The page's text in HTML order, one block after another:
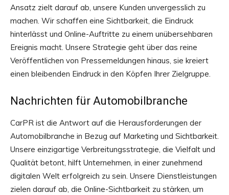
Ansatz zielt darauf ab, unsere Kunden unvergesslich zu
machen. Wir schaffen eine Sichtbarkeit, die Eindruck
hinterlässt und Online-Auftritte zu einem unübersehbaren
Ereignis macht. Unsere Strategie geht über das reine
Veröffentlichen von Pressemeldungen hinaus, sie kreiert
einen bleibenden Eindruck in den Köpfen Ihrer Zielgruppe.
Nachrichten für Automobilbranche
CarPR ist die Antwort auf die Herausforderungen der
Automobilbranche in Bezug auf Marketing und Sichtbarkeit.
Unsere einzigartige Verbreitungsstrategie, die Vielfalt und
Qualität betont, hilft Unternehmen, in einer zunehmend
digitalen Welt erfolgreich zu sein. Unsere Dienstleistungen
zielen darauf ab, die Online-Sichtbarkeit zu stärken, um